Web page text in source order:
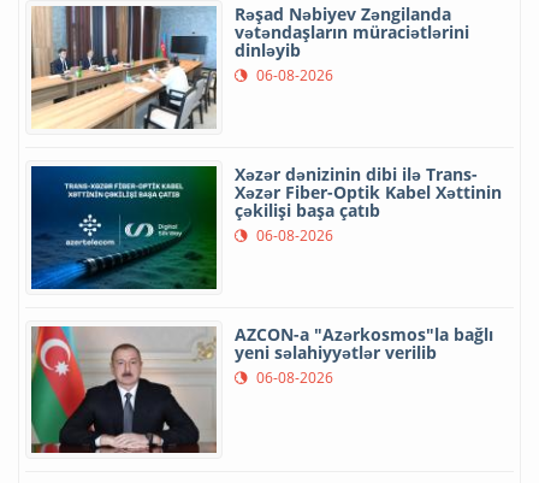
Rəşad Nəbiyev Zəngilanda
vətəndaşların müraciətlərini
dinləyib
06-08-2026
Xəzər dənizinin dibi ilə Trans-
Xəzər Fiber-Optik Kabel Xəttinin
çəkilişi başa çatıb
06-08-2026
AZCON-a "Azərkosmos"la bağlı
yeni səlahiyyətlər verilib
06-08-2026